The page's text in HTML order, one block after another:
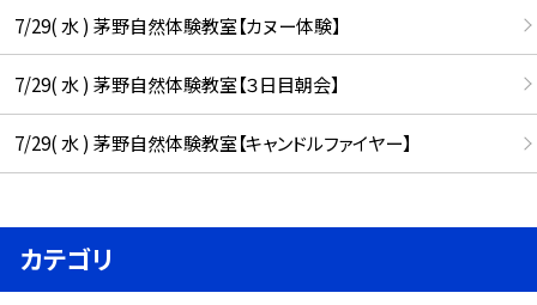
7/29( 水 ) 茅野自然体験教室【カヌー体験】
7/29( 水 ) 茅野自然体験教室【３日目朝会】
7/29( 水 ) 茅野自然体験教室【キャンドルファイヤー】
カテゴリ